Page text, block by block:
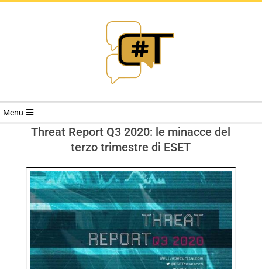
RIVISTA
TRENDS
Menu
Threat Report Q3 2020: le minacce del
terzo trimestre di ESET